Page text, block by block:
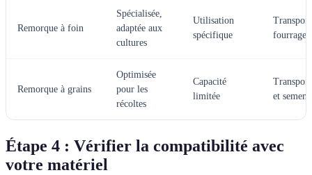
Remorque à foin
Spécialisée,
adaptée aux
cultures
Utilisation
spécifique
fourrage
Remorque à grains
Optimisée
pour les
récoltes
Capacité
limitée
et
Étape 4 : Vérifier la compatibilité avec
votre matériel